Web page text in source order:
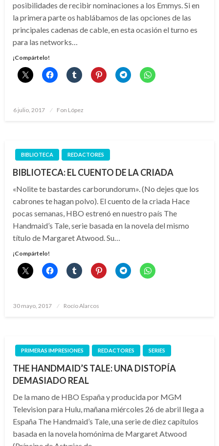
posibilidades de recibir nominaciones a los Emmys. Si en
la primera parte os hablábamos de las opciones de las
principales cadenas de cable, en esta ocasión el turno es
para las networks…
¡Compártelo!
Publicado
6 julio, 2017 Fon López
BIBLIOTECA REDACTORES
BIBLIOTECA: EL CUENTO DE LA CRIADA
«Nolite te bastardes carborundorum». (No dejes que los
cabrones te hagan polvo). El cuento de la criada Hace
pocas semanas, HBO estrenó en nuestro país The
Handmaid’s Tale, serie basada en la novela del mismo
título de Margaret Atwood. Su…
¡Compártelo!
Publicado
30 mayo, 2017 Rocío Alarcos
PRIMERAS IMPRESIONES REDACTORES SERIES
THE HANDMAID’S TALE: UNA DISTOPÍA
DEMASIADO REAL
De la mano de HBO España y producida por MGM
Television para Hulu, mañana miércoles 26 de abril llega a
España The Handmaid’s Tale, una serie de diez capítulos
basada en la novela homónima de Margaret Atwood